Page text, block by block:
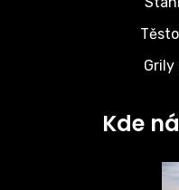
Grily
Kde